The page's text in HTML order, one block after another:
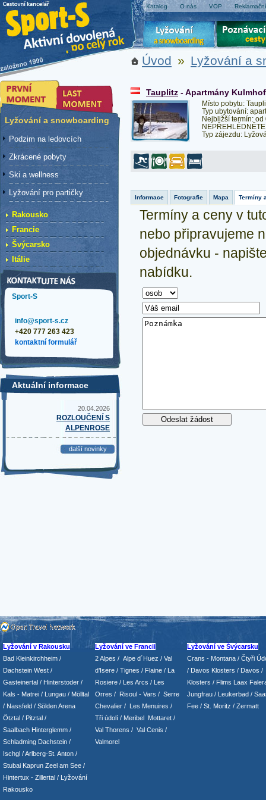
Katalog O nás VOP
Úvod » Lyžování a
Tauplitz - Apartmány Kulmhof
Místo pobytu:
Typ ubytování:
Nejbližší termín:
Typ zájezdu:
Informace Fotografie Mapa Termíny
Termíny a ceny v
nebo připravujeme
objednávku -
nabídku.
Lyžování a snowboarding
Podzim na ledovcích
Zkrácené pobyty
Ski a wellness
Lyžování pro partičky
Rakousko
Francie
Švýcarsko
Itálie
Sport-S
info@sport-s.cz
+420 777 263 423
kontaktní formulář
Aktuální informace
20.04.2026
ROZLOUČENÍ S
ALPENROSE
další novinky
Lyžování v Rakousku
Bad Kleinkirchheim /
Dachstein West /
Gasteinertal / Hinterstoder /
Kals - Matrei / Lungau / Mölltal
/ Nassfeld / Sölden Arena
Ötztal / Pitztal /
Saalbach Hinterglemm /
Schladming Dachstein /
Ischgl /Arlberg-St. Anton /
Stubai Kaprun Zeel am See /
Hintertux - Zillertal / Lyžování
Rakousko
Lyžování ve Francii
2 Alpes / Alpe d´Huez / Val
d’Isere / Tignes / Flaine / La
Rosiere / Les Arcs / Les
Orres / Risoul - Vars / Serre
Chevalier / Les Menuires /
Tři údolí / Meribel Mottaret /
Val Thorens / Val Cenis /
Valmorel
Lyžování ve Švýcarsku
Crans - Montana / Čtyři
/ Davos Klosters / Davos /
Klosters / Flims Laax
Jungfrau / Leukerbad /
Fee / St. Moritz / Zermatt